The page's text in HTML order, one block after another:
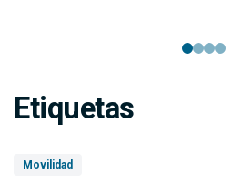
Etiquetas
Movilidad